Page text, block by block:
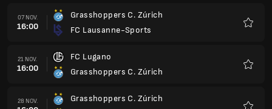
07 NOV.
16:00
Grasshoppers C. Zúrich
FC Lausanne-Sports
21 NOV.
16:00
FC Lugano
Grasshoppers C. Zúrich
28 NOV.
Grasshoppers C. Zúrich